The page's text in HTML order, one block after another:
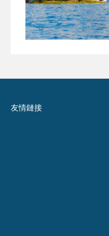
友情鏈接